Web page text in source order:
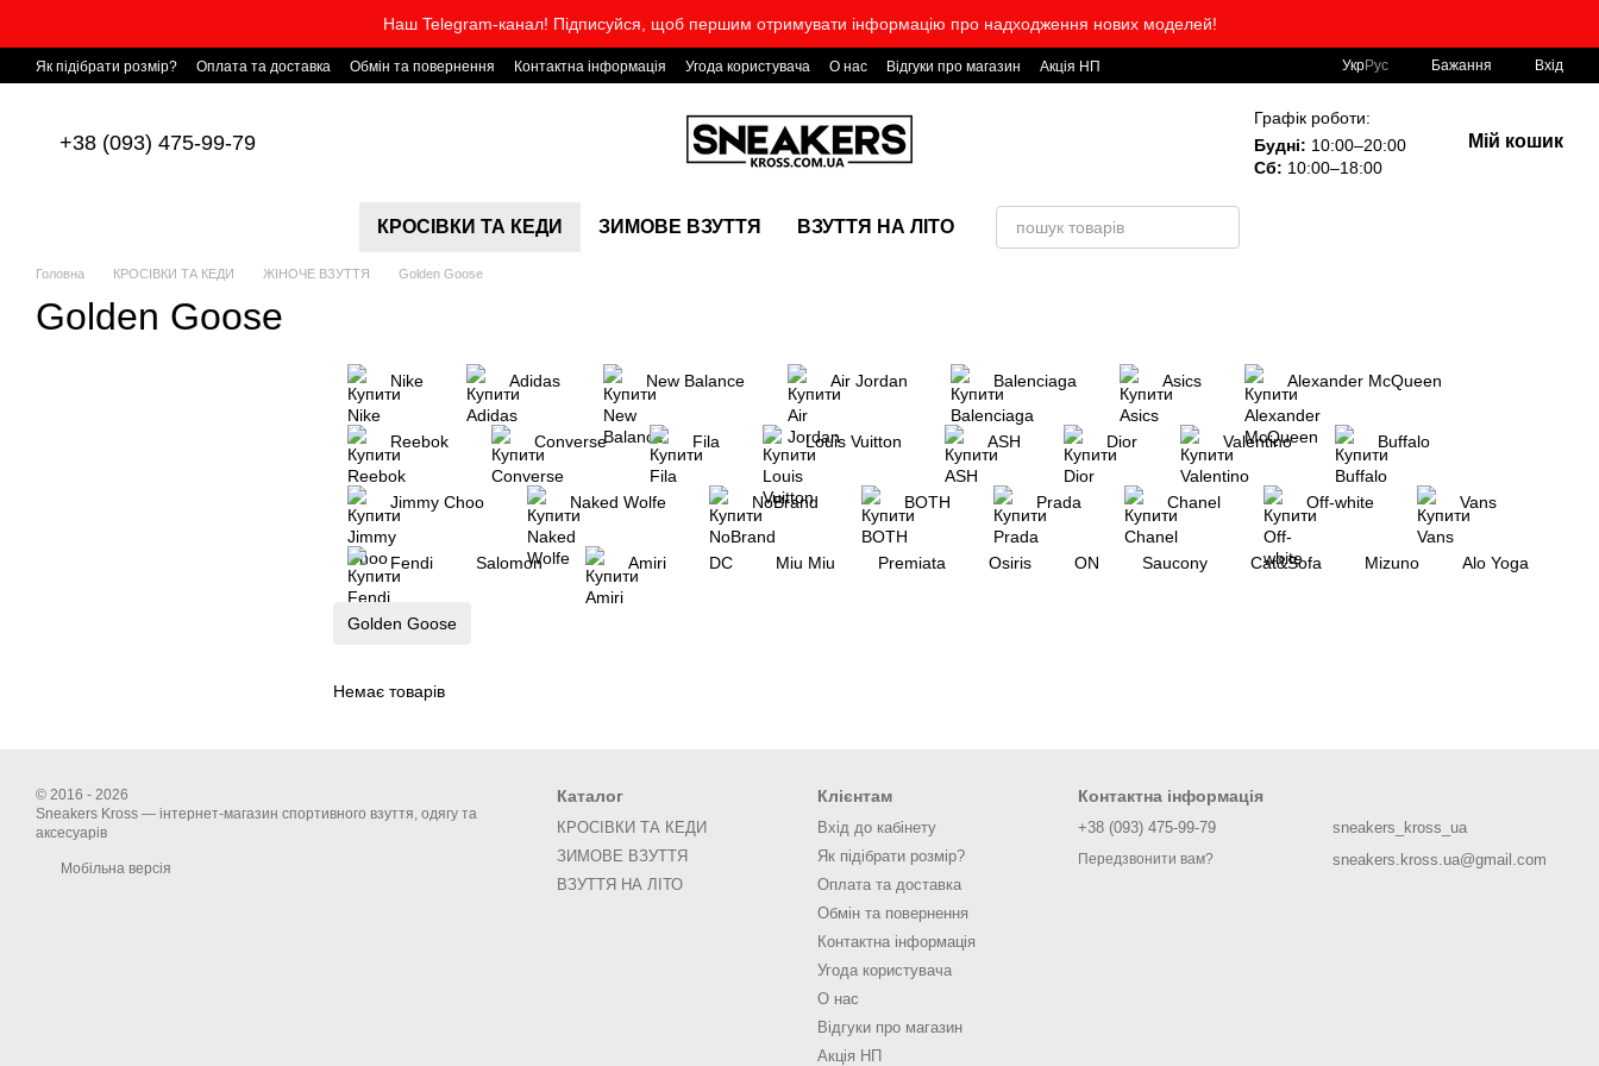
Наш Telegram-канал! Підписуйся, щоб першим отримувати інформацію про надходження нових моделей!
Як підібрати розмір? Оплата та доставка Обмін та повернення Контактна інформація Угода користувача О нас Відгуки про магазин Акція НП УкрРус Бажання Вхід
+38 (093) 475-99-79
Графік роботи:
Будні: 10:00–20:00
Сб: 10:00–18:00
Мій кошик
КРОСІВКИ ТА КЕДИ ЗИМОВЕ ВЗУТТЯ ВЗУТТЯ НА ЛІТО
Головна КРОСІВКИ ТА КЕДИ ЖІНОЧЕ ВЗУТТЯ Golden Goose
Golden Goose
Nike Adidas New Balance Air Jordan Balenciaga Asics Alexander McQueen
Reebok Converse Fila Louis Vuitton ASH Dior Valentino Buffalo
Jimmy Choo Naked Wolfe NoBrand BOTH Prada Chanel Off-white Vans
Fendi Salomon Amiri DC Miu Miu Premiata Osiris ON Saucony Cat&Sofa Mizuno Alo Yoga
Golden Goose
Немає товарів
© 2016 - 2026
Sneakers Kross — інтернет-магазин спортивного взуття, одягу та
аксесуарів
Мобільна версія
Каталог
КРОСІВКИ ТА КЕДИ
ЗИМОВЕ ВЗУТТЯ
ВЗУТТЯ НА ЛІТО
Клієнтам
Вхід до кабінету
Як підібрати розмір?
Оплата та доставка
Обмін та повернення
Контактна інформація
Угода користувача
О нас
Відгуки про магазин
Акція НП
Контактна інформація
+38 (093) 475-99-79
Передзвонити вам?
sneakers_kross_ua
sneakers.kross.ua@gmail.com